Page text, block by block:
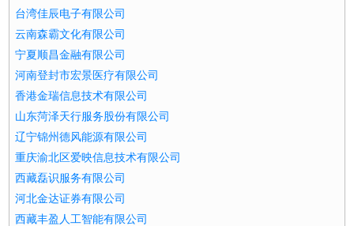
台湾佳辰电子有限公司
云南森霸文化有限公司
宁夏顺昌金融有限公司
河南登封市宏景医疗有限公司
香港金瑞信息技术有限公司
山东菏泽天行服务股份有限公司
辽宁锦州德风能源有限公司
重庆渝北区爱映信息技术有限公司
西藏磊识服务有限公司
河北金达证券有限公司
西藏丰盈人工智能有限公司